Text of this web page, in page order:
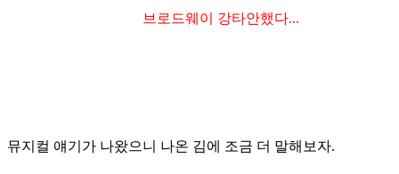
브로드웨이 강타안했다...
뮤지컬 얘기가 나왔으니 나온 김에 조금 더 말해보자.